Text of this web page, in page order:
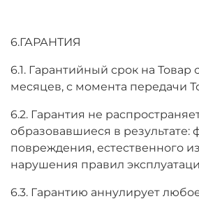
6.ГАРАНТИЯ
6.1. Гарантийный срок на Товар
месяцев, с момента передачи
6.2. Гарантия не
образовавшиеся в результате:
повреждения, естественного
нарушения правил
6.3. Гарантию аннулирует